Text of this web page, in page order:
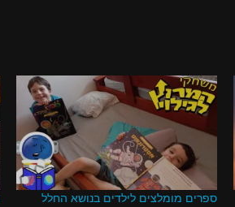
ספרים מומלצים לילדים בנושא החלל